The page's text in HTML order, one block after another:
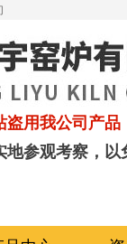
用我公司产
参观考察，以